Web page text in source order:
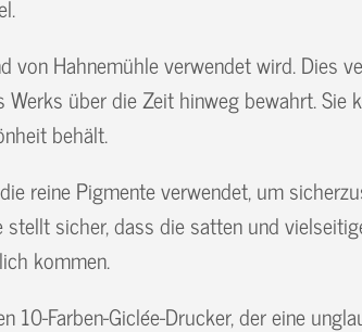
Hahnemühle verwendet wird. Dies
über die Zeit hinweg bewahrt. Sie
behält.
reine Pigmente verwendet, um
sicher, dass die satten und
kommen.
Farben-Giclée-Drucker, der eine